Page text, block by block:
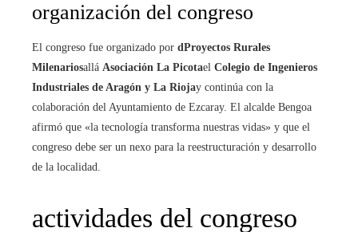
organización del congreso
El congreso fue organizado por dProyectos Rurales
Milenariosallá Asociación La Picotael Colegio de Ingenieros
Industriales de Aragón y La Riojay continúa con la
colaboración del Ayuntamiento de Ezcaray. El alcalde Bengoa
afirmó que «la tecnología transforma nuestras vidas» y que el
congreso debe ser un nexo para la reestructuración y desarrollo
de la localidad.
actividades del congreso